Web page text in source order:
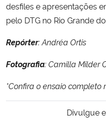
desfiles e apresentações
pelo DTG no Rio Grande
Repórter: Andréa Ortis
Fotografia: Camilla Milder
*Confira o ensaio completo
Divulgue